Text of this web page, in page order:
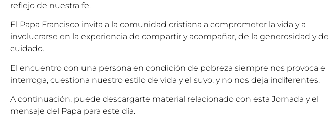
reflejo de nuestra fe.
El Papa Francisco invita a la comunidad cristiana a comprometer la vida y a
involucrarse en la experiencia de compartir y acompañar, de la generosidad y del
cuidado.
El encuentro con una persona en condición de pobreza siempre nos provoca e
interroga, cuestiona nuestro estilo de vida y el suyo, y no nos deja indiferentes.
A continuación, puede descargarte material relacionado con esta Jornada y el
mensaje del Papa para este día.